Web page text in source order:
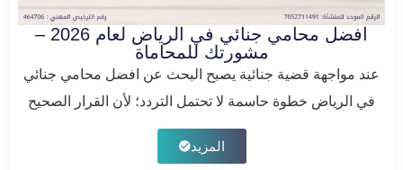
افضل محامي جنائي في الرياض لعام 2026 –
مشورتك للمحاماة
عند مواجهة قضية جنائية يصبح البحث عن افضل محامي جنائي
في الرياض خطوة حاسمة لا تحتمل التردد؛ لأن القرار الصحيح
المزيد